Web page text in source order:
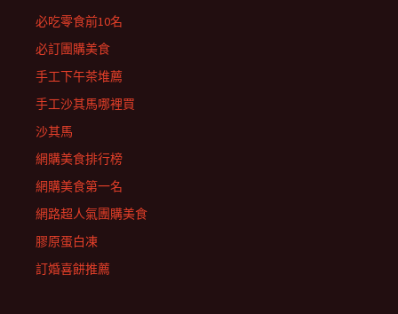
必吃零食前10名
必訂團購美食
手工下午茶堆薦
手工沙其馬哪裡買
沙其馬
網購美食排行榜
網購美食第一名
網路超人氣團購美食
膠原蛋白凍
訂婚喜餅推薦